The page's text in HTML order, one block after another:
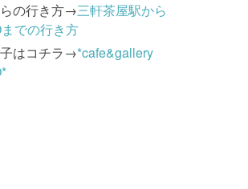
の行き方→三軒茶屋駅から
での行き方
はコチラ→*cafe&gallery